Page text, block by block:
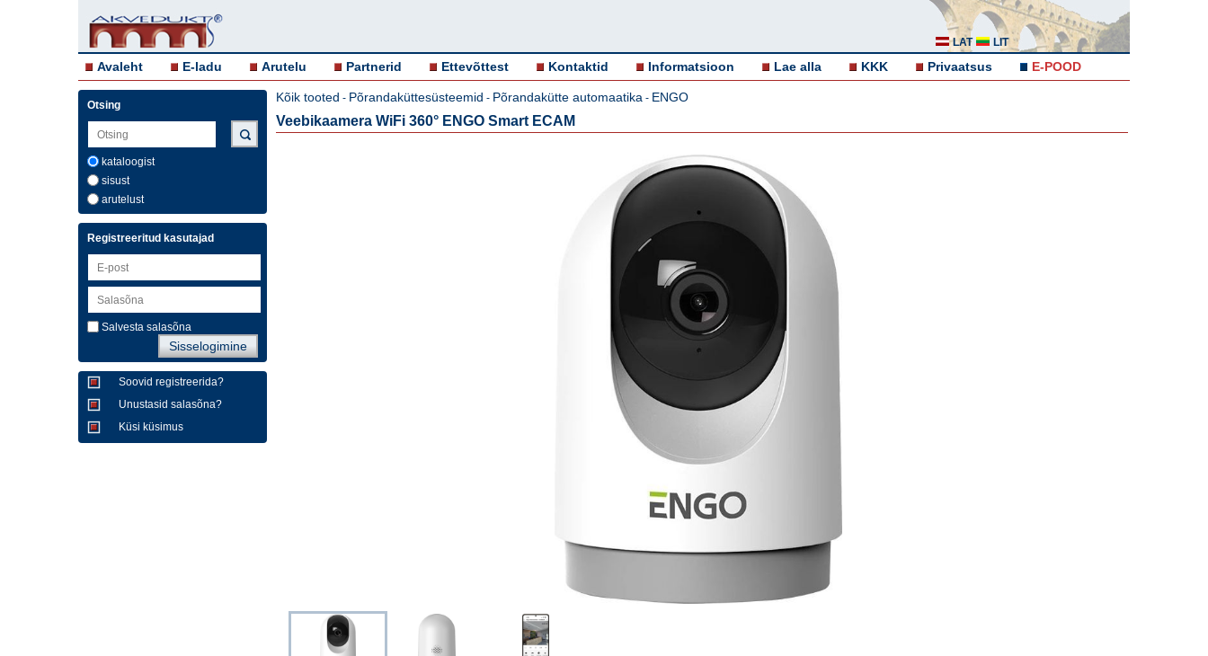
LAT LIT
Avaleht E-ladu Arutelu Partnerid Ettevõttest Kontaktid Informatsioon Lae alla KKK Privaatsus E-POOD
Otsing
kataloogist
sisust
arutelust
Registreeritud kasutajad
Salvesta salasõna
Soovid registreerida?
Unustasid salasõna?
Küsi küsimus
Kõik tooted - Põrandaküttesüsteemid - Põrandakütte automaatika - ENGO
Veebikaamera WiFi 360° ENGO Smart ECAM